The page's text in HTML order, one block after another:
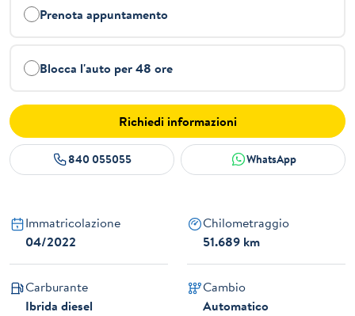
Prenota appuntamento
Blocca l'auto per 48 ore
Richiedi informazioni
840 055055 WhatsApp
Immatricolazione
04/2022
Chilometraggio
51.689 km
Carburante
Ibrida diesel
Cambio
Automatico